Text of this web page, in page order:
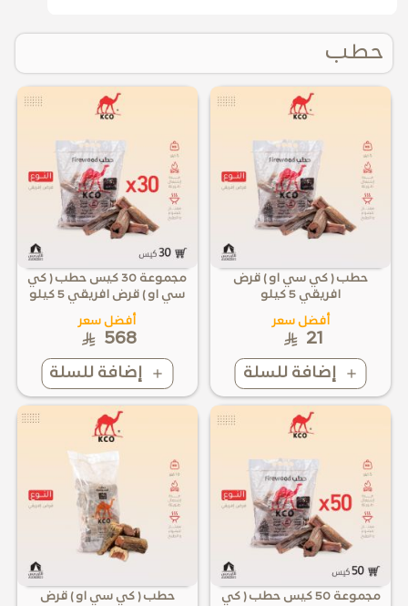
حطب
إضافة للسلة
حطب ( كي سي او ) قرض
افريقي 5 كيلو
أفضل سعر
21
إضافة للسلة
مجموعة 30 كيس حطب ( كي
سي او ) قرض افريقي 5 كيلو
أفضل سعر
568
مجموعة 50 كيس حطب ( كي
حطب ( كي سي او ) قرض